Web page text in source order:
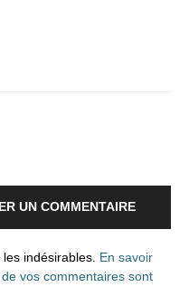
UN COMMENTAIRE
indésirables. En savoir
vos commentaires sont